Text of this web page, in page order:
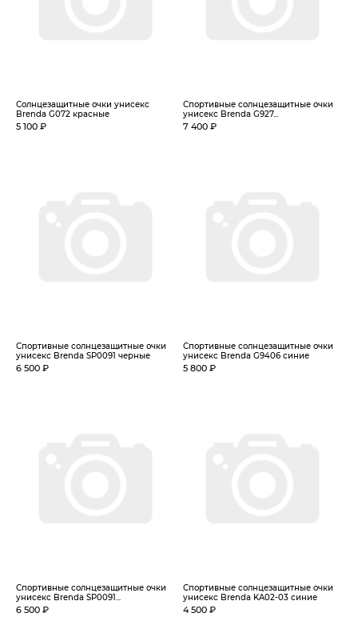
Солнцезащитные очки унисекс
Brenda G072 красные
5 100 ₽
Спортивные солнцезащитные очки
унисекс Brenda G927...
7 400 ₽
Спортивные солнцезащитные очки
унисекс Brenda SP0091 черные
6 500 ₽
Спортивные солнцезащитные очки
унисекс Brenda G9406 синие
5 800 ₽
Спортивные солнцезащитные очки
унисекс Brenda SP0091...
6 500 ₽
Спортивные солнцезащитные очки
унисекс Brenda KA02-03 синие
4 500 ₽